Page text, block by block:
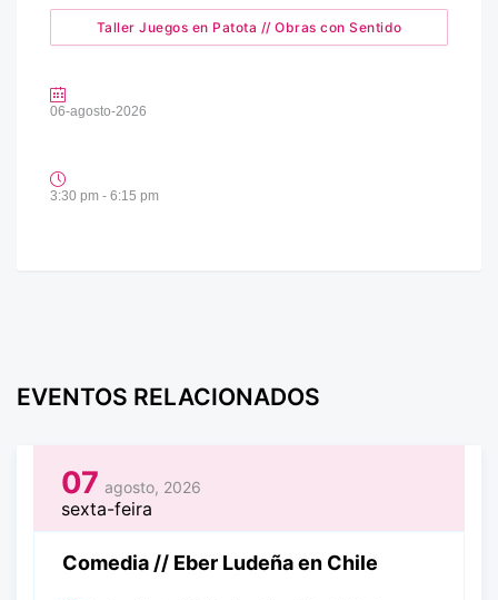
Taller Juegos en Patota // Obras con Sentido
06-agosto-2026
3:30 pm - 6:15 pm
EVENTOS RELACIONADOS
07 agosto, 2026
sexta-feira
Comedia // Eber Ludeña en Chile